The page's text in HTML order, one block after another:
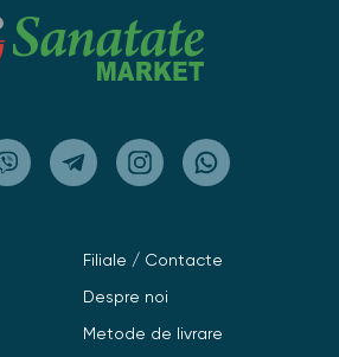
Filiale / Contacte
Despre noi
Metode de livrare